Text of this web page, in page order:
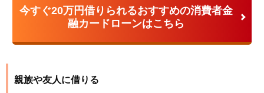
今すぐ20万円借りられるおすすめの消費者金
融カードローンはこちら
親族や友人に借りる